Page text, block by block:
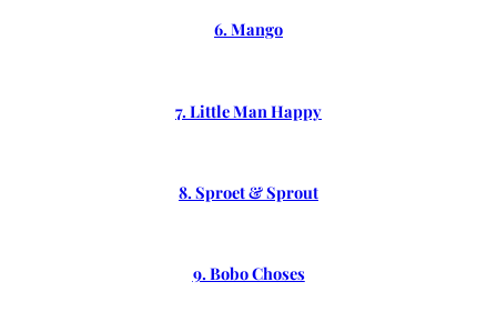
6. Mango
7. Little Man Happy
8. Sproet & Sprout
9. Bobo Choses